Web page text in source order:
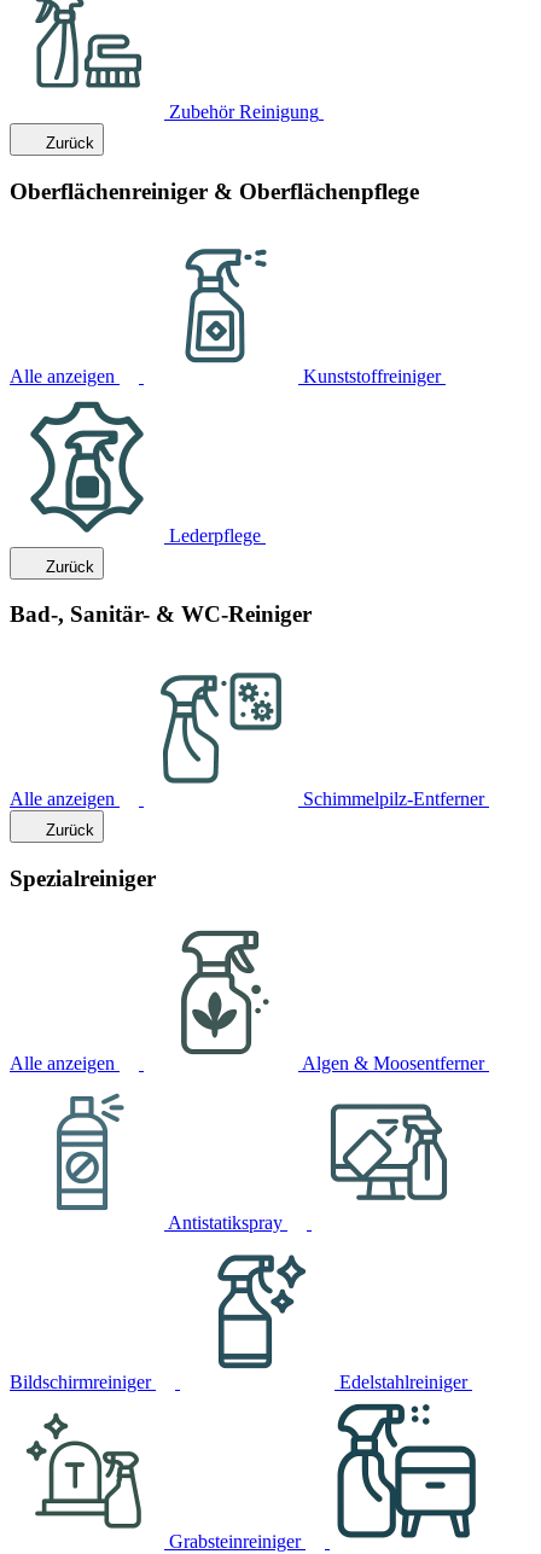
Zubehör Reinigung
Zurück
Oberflächenreiniger & Oberflächenpflege
Alle anzeigen Kunststoffreiniger
Lederpflege
Zurück
Bad-, Sanitär- & WC-Reiniger
Alle anzeigen Schimmelpilz-Entferner
Zurück
Spezialreiniger
Alle anzeigen Algen & Moosentferner
Antistatikspray
Bildschirmreiniger Edelstahlreiniger
Grabsteinreiniger